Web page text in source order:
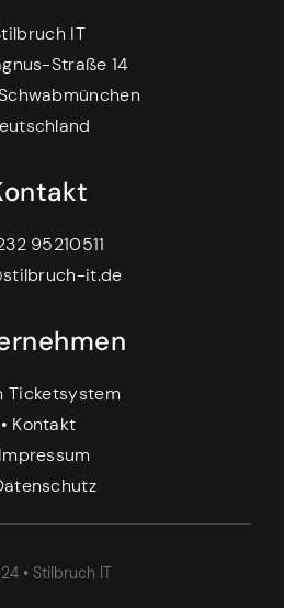
• Stilbruch IT
IT
Straße 14
95210511
it.de
Ticketsystem
• Kontakt
Impressum